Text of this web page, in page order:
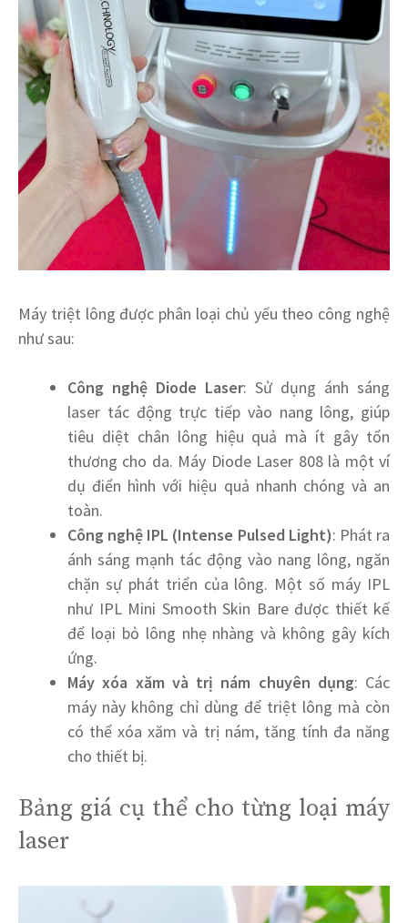
Máy triệt lông được phân loại chủ yếu theo công nghệ
như sau:
Công nghệ Diode Laser: Sử dụng ánh sáng
laser tác động trực tiếp vào nang lông, giúp
tiêu diệt chân lông hiệu quả mà ít gây tổn
thương cho da. Máy Diode Laser 808 là một ví
dụ điển hình với hiệu quả nhanh chóng và an
toàn.
Công nghệ IPL (Intense Pulsed Light): Phát ra
ánh sáng mạnh tác động vào nang lông, ngăn
chặn sự phát triển của lông. Một số máy IPL
như IPL Mini Smooth Skin Bare được thiết kế
để loại bỏ lông nhẹ nhàng và không gây kích
ứng.
Máy xóa xăm và trị nám chuyên dụng: Các
máy này không chỉ dùng để triệt lông mà còn
có thể xóa xăm và trị nám, tăng tính đa năng
cho thiết bị.
Bảng giá cụ thể cho từng loại máy
laser